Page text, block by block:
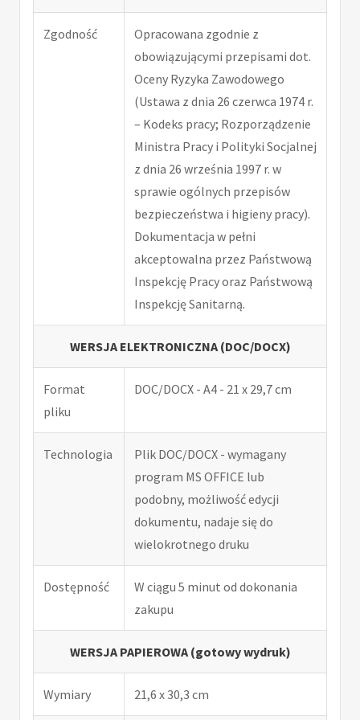
Zgodność
Opracowana zgodnie z
obowiązującymi przepisami dot.
Oceny Ryzyka Zawodowego
(Ustawa z dnia 26 czerwca 1974 r.
– Kodeks pracy; Rozporządzenie
Ministra Pracy i Polityki Socjalnej
z dnia 26 września 1997 r. w
sprawie ogólnych przepisów
bezpieczeństwa i higieny pracy).
Dokumentacja w pełni
akceptowalna przez Państwową
Inspekcję Pracy oraz Państwową
Inspekcję Sanitarną.
WERSJA ELEKTRONICZNA (DOC/DOCX)
Format
pliku
DOC/DOCX - A4 - 21 x 29,7 cm
Technologia
Plik DOC/DOCX - wymagany
program MS OFFICE lub
podobny, możliwość edycji
dokumentu, nadaje się do
wielokrotnego druku
Dostępność
W ciągu 5 minut od dokonania
zakupu
WERSJA PAPIEROWA (gotowy wydruk)
Wymiary 21,6 x 30,3 cm